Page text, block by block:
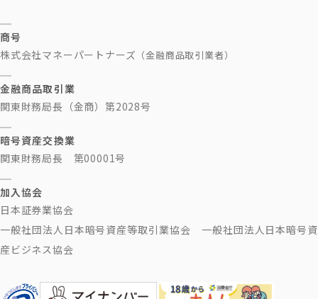
商号
株式会社マネーパートナーズ （金融商品取引業者）
金融商品取引業
関東財務局長（金商）第2028号
暗号資産交換業
関東財務局長 第00001号
加入協会
日本証券業協会
一般社団法人日本暗号資産等取引業協会 一般社団法人日本暗号資
産ビジネス協会